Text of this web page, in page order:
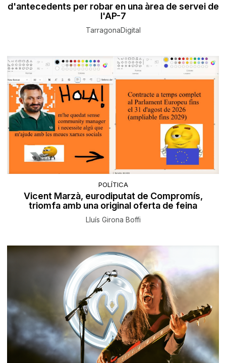
d'antecedents per robar en una àrea de servei de
l'AP-7
TarragonaDigital
POLÍTICA
Vicent Marzà, eurodiputat de Compromís,
triomfa amb una original oferta de feina
Lluís Girona Boffi